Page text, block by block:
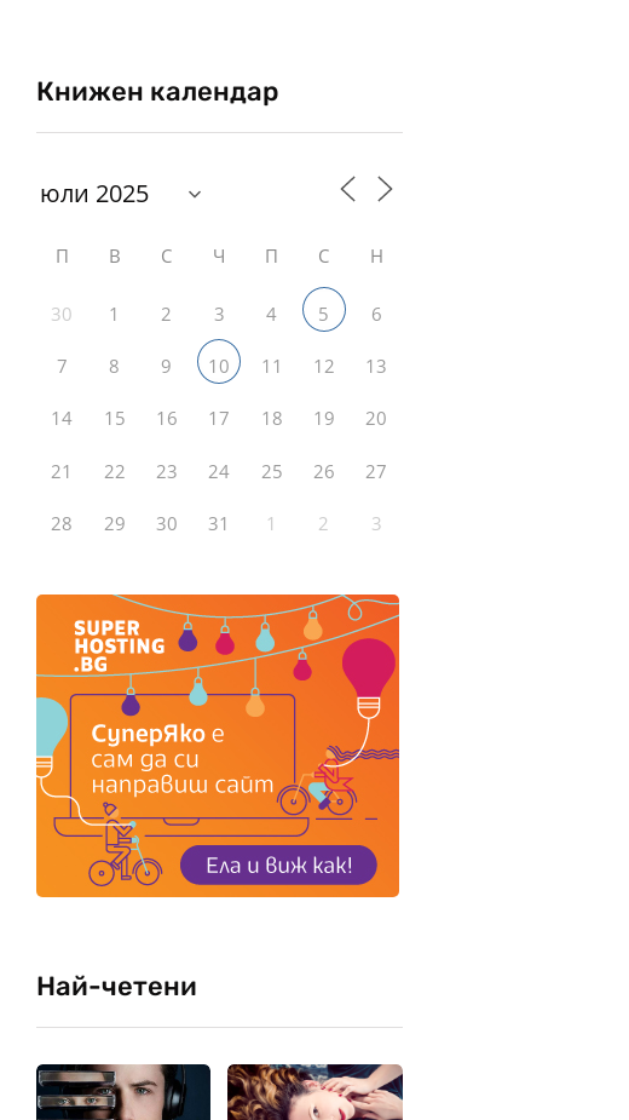
Книжен календар
П В С Ч П С Н
30 1 2 3 4 5 6
7 8 9 10 11 12 13
14 15 16 17 18 19 20
21 22 23 24 25 26 27
28 29 30 31 1 2 3
Най-четени